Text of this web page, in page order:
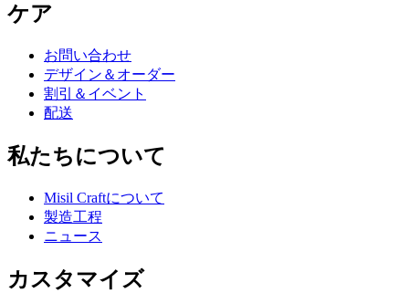
ケア
お問い合わせ
デザイン＆オーダー
割引＆イベント
配送
私たちについて
Misil Craftについて
製造工程
ニュース
カスタマイズ